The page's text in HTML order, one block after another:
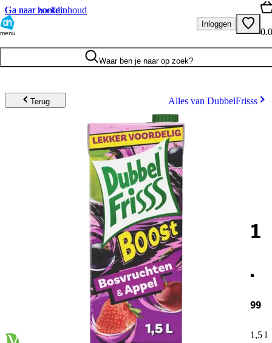
Ga naar hoofdinhoud
Ga naar zoeken
menu
Inloggen
Waar ben je naar op zoek?
Terug Alles van DubbelFrisss
1
.
99
1,5 l